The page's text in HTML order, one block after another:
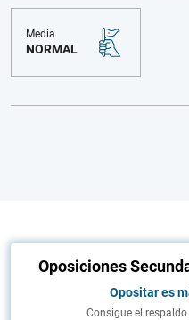
Media
NORMAL
Oposiciones
Opositar es
Consigue el